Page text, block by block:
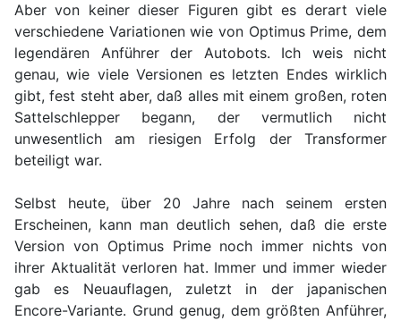
Aber von keiner dieser Figuren gibt es derart viele
verschiedene Variationen wie von Optimus Prime, dem
legendären Anführer der Autobots. Ich weis nicht
genau, wie viele Versionen es letzten Endes wirklich
gibt, fest steht aber, daß alles mit einem großen, roten
Sattelschlepper begann, der vermutlich nicht
unwesentlich am riesigen Erfolg der Transformer
beteiligt war.
Selbst heute, über 20 Jahre nach seinem ersten
Erscheinen, kann man deutlich sehen, daß die erste
Version von Optimus Prime noch immer nichts von
ihrer Aktualität verloren hat. Immer und immer wieder
gab es Neuauflagen, zuletzt in der japanischen
Encore-Variante. Grund genug, dem größten Anführer,